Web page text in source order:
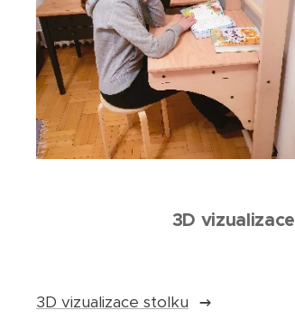
3D vizualizace
3D vizualizace stolku